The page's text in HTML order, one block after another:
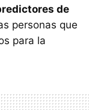
de
personas que
para la